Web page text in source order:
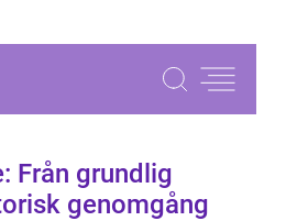
Från grundlig
genomgång